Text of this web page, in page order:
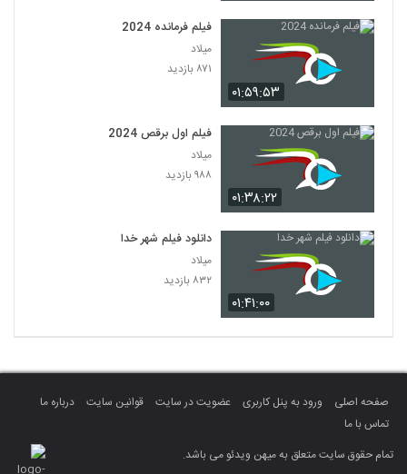
۰۱:۵۹:۵۳
فیلم فرمانده 2024
میلاد
۸۷۱ بازدید
۰۱:۳۸:۲۲
فیلم اول برقص 2024
میلاد
۹۸۸ بازدید
۰۱:۴۱:۰۰
دانلود فیلم شهر خدا
میلاد
۸۳۲ بازدید
صفحه اصلی ورود به پنل کاربری عضویت در سایت قوانین سایت
درباره ما
تماس با ما
تمام حقوق سایت متعلق به میهن ویدئو می باشد.